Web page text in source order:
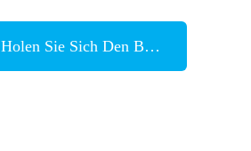
Holen Sie Sich Den Besten Preis